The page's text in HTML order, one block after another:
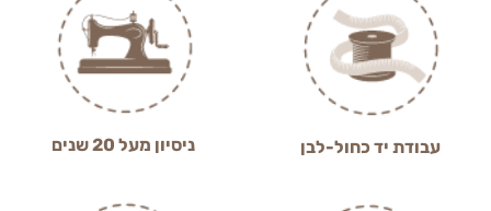
עבודת יד כחול-לבן ניסיון מעל 20 שנים